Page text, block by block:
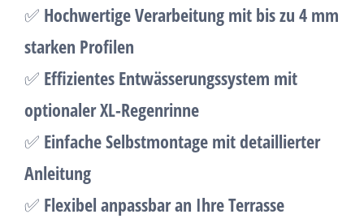
✅ Hochwertige Verarbeitung mit bis zu 4 mm
starken Profilen
✅ Effizientes Entwässerungssystem mit
optionaler XL-Regenrinne
✅ Einfache Selbstmontage mit detaillierter
Anleitung
✅ Flexibel anpassbar an Ihre Terrasse